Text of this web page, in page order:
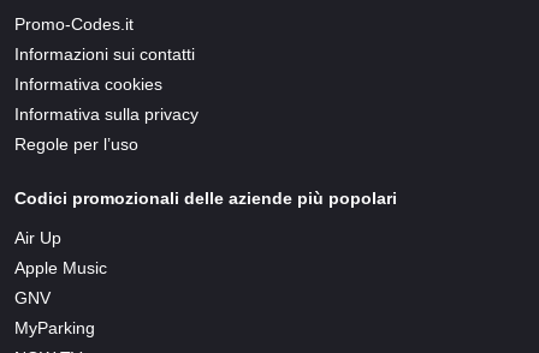
Promo-Codes.it
Informazioni sui contatti
Informativa cookies
Informativa sulla privacy
Regole per l’uso
Codici promozionali delle aziende più popolari
Air Up
Apple Music
GNV
MyParking